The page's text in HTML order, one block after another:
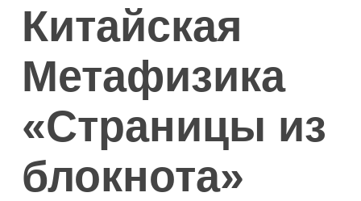
Китайская
Метафизика
«Страницы из
блокнота»